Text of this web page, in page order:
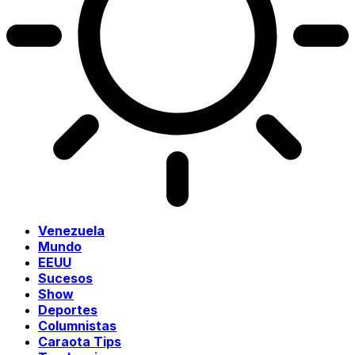
Venezuela
Mundo
EEUU
Sucesos
Show
Deportes
Columnistas
Caraota Tips